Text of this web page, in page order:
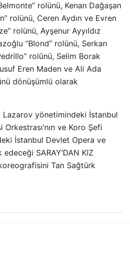
rolünü, Kenan Dağaşan
rolünü, Ceren Aydın ve Evren
rolünü, Ayşenur Ayyıldız
“Blond” rolünü, Serkan
rolünü, Selim Borak
Eren Maden ve Ali Ada
dönüşümlü olarak
yönetimindeki İstanbul
ve Koro Şefi
İstanbul Devlet Opera ve
edeceği SARAY’DAN KIZ
koreografisini Tan Sağtürk